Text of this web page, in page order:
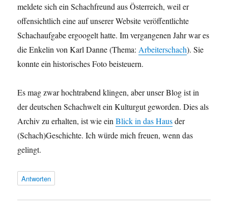
meldete sich ein Schachfreund aus Österreich, weil er
offensichtlich eine auf unserer Website veröffentlichte
Schachaufgabe ergoogelt hatte. Im vergangenen Jahr war es
die Enkelin von Karl Danne (Thema: Arbeiterschach). Sie
konnte ein historisches Foto beisteuern.
Es mag zwar hochtrabend klingen, aber unser Blog ist in
der deutschen Schachwelt ein Kulturgut geworden. Dies als
Archiv zu erhalten, ist wie einBlick in das Hausder
(Schach)Geschichte. Ich würde mich freuen, wenn das
gelingt.
Antworten